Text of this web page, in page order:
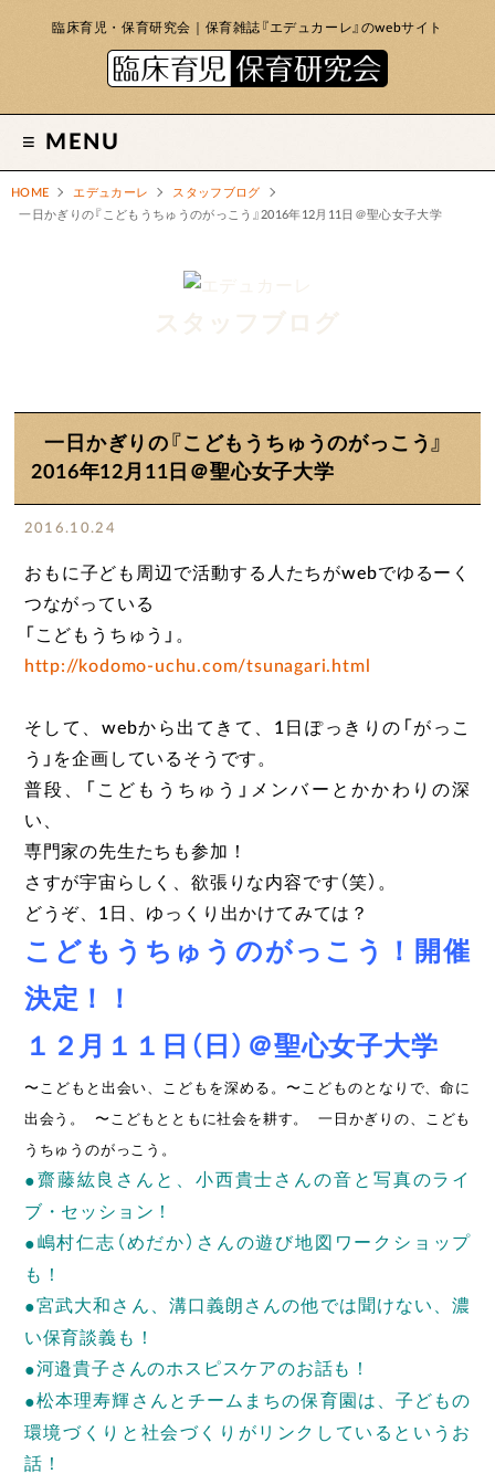
臨床育児・保育研究会｜保育雑誌『エデュカーレ』のwebサイト
MENU
HOME エデュカーレ
スタッフブログ
一日かぎりの『こどもうちゅうのがっこう』2016年12月11日＠聖心女子大学
一日かぎりの『こどもうちゅうのがっこう』
2016年12月11日＠聖心女子大学
2016.10.24
おもに子ども周辺で活動する人たちがwebでゆるーく
つながっている
「こどもうちゅう」。
http://kodomo-uchu.com/tsunagari.html
そして、webから出てきて、1日ぽっきりの「がっこ
う」を企画しているそうです。
普段、「こどもうちゅう」メンバーとかかわりの深
い、
専門家の先生たちも参加！
さすが宇宙らしく、欲張りな内容です（笑）。
どうぞ、1日、ゆっくり出かけてみては？
こどもうちゅうのがっこう！開催
決定！！
１２月１１日（日）＠聖心女子大学
〜こどもと出会い、こどもを深める。〜こどものとなりで、命に
出会う。 〜こどもとともに社会を耕す。 一日かぎりの、こども
うちゅうのがっこう。
●齋藤紘良さんと、小西貴士さんの音と写真のライ
ブ・セッション！
●嶋村仁志（めだか）さんの遊び地図ワークショップ
も！
●宮武大和さん、溝口義朗さんの他では聞けない、濃
い保育談義も！
●河邉貴子さんのホスピスケアのお話も！
●松本理寿輝さんとチームまちの保育園は、子どもの
環境づくりと社会づくりがリンクしているというお
話！